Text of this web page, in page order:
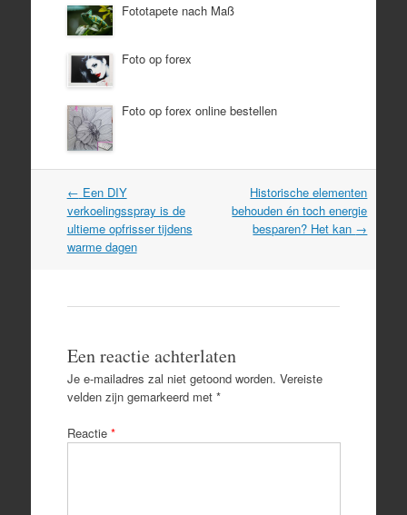
Fototapete nach Maß
Foto op forex
Foto op forex online bestellen
Post
navigation
← Een DIY
verkoelingsspray is de
ultieme opfrisser tijdens
warme dagen
Historische elementen
behouden én toch energie
besparen? Het kan →
Een reactie achterlaten
Je e-mailadres zal niet getoond worden. Vereiste
velden zijn gemarkeerd met *
Reactie *